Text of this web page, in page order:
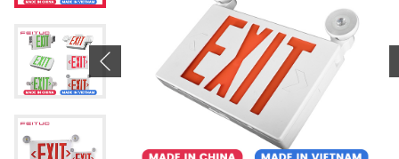
Previous